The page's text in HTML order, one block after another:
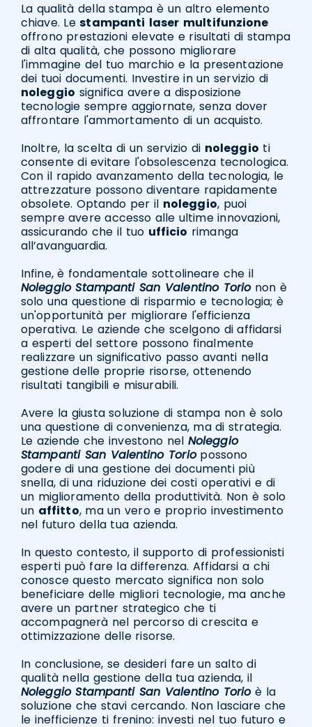
La qualità della stampa è un altro elemento
chiave. Lestampanti laser multifunzione
offrono prestazioni elevate e risultati di stampa
di alta qualità, che possono migliorare
l'immagine del tuo marchio e la presentazione
dei tuoi documenti. Investire in un servizio di
noleggio significa avere a disposizione
tecnologie sempre aggiornate, senza dover
affrontare l'ammortamento di un acquisto.
Inoltre, la scelta di un servizio di noleggio ti
consente di evitare l'obsolescenza tecnologica.
Con il rapido avanzamento della tecnologia, le
attrezzature possono diventare rapidamente
obsolete. Optando per il noleggio, puoi
sempre avere accesso alle ultime innovazioni,
assicurando che il tuo ufficio rimanga
all’avanguardia.
Infine, è fondamentale sottolineare che il
Noleggio Stampanti San Valentino Torionon è
solo una questione di risparmio e tecnologia; è
un'opportunità per migliorare l'efficienza
operativa. Le aziende che scelgono di affidarsi
a esperti del settore possono finalmente
realizzare un significativo passo avanti nella
gestione delle proprie risorse, ottenendo
risultati tangibili e misurabili.
Avere la giusta soluzione di stampa non è solo
una questione di convenienza, ma di strategia.
Le aziende che investono nel Noleggio
Stampanti San Valentino Toriopossono
godere di una gestione dei documenti più
snella, di una riduzione dei costi operativi e di
un miglioramento della produttività. Non è solo
un affitto, ma un vero e proprio investimento
nel futuro della tua azienda.
In questo contesto, il supporto di professionisti
esperti può fare la differenza. Affidarsi a chi
conosce questo mercato significa non solo
beneficiare delle migliori tecnologie, ma anche
avere un partner strategico che ti
accompagnerà nel percorso di crescita e
ottimizzazione delle risorse.
In conclusione, se desideri fare un salto di
qualità nella gestione della tua azienda, il
Noleggio Stampanti San Valentino Torioè la
soluzione che stavi cercando. Non lasciare che
le inefficienze ti frenino: investi nel tuo futuro e